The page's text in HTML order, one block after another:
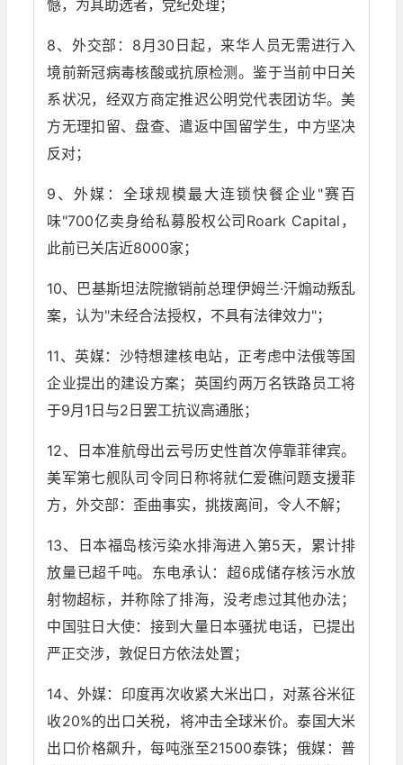
憾，为其助选者，党纪处理；
8、外交部：8月30日起，来华人员无需进行入
境前新冠病毒核酸或抗原检测。鉴于当前中日关
系状况，经双方商定推迟公明党代表团访华。美
方无理扣留、盘查、遣返中国留学生，中方坚决
反对；
9、外媒：全球规模最大连锁快餐企业"赛百
味"700亿卖身给私募股权公司Roark Capital，
此前已关店近8000家；
10、巴基斯坦法院撤销前总理伊姆兰·汗煽动叛乱
案，认为"未经合法授权，不具有法律效力"；
11、英媒：沙特想建核电站，正考虑中法俄等国
企业提出的建设方案；英国约两万名铁路员工将
于9月1日与2日罢工抗议高通胀；
12、日本准航母出云号历史性首次停靠菲律宾。
美军第七舰队司令同日称将就仁爱礁问题支援菲
方，外交部：歪曲事实，挑拨离间，令人不解；
13、日本福岛核污染水排海进入第5天，累计排
放量已超千吨。东电承认：超6成储存核污水放
射物超标，并称除了排海，没考虑过其他办法；
中国驻日大使：接到大量日本骚扰电话，已提出
严正交涉，敦促日方依法处置；
14、外媒：印度再次收紧大米出口，对蒸谷米征
收20%的出口关税，将冲击全球米价。泰国大米
出口价格飙升，每吨涨至21500泰铢；俄媒：普